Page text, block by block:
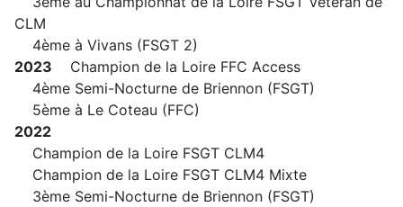
CLM
4ème à Vivans (FSGT 2)
2023 Champion de la Loire FFC Access
4ème Semi-Nocturne de Briennon (FSGT)
5ème à Le Coteau (FFC)
2022
Champion de la Loire FSGT CLM4
Champion de la Loire FSGT CLM4 Mixte
3ème Semi-Nocturne de Briennon (FSGT)